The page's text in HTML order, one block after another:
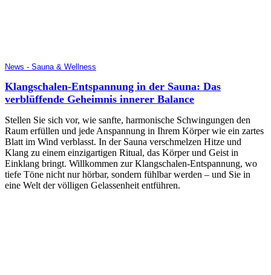
News - Sauna & Wellness
Klangschalen-Entspannung in der Sauna: Das
verblüffende Geheimnis innerer Balance
Stellen Sie sich vor, wie sanfte, harmonische Schwingungen den
Raum erfüllen und jede Anspannung in Ihrem Körper wie ein zartes
Blatt im Wind verblasst. In der Sauna verschmelzen Hitze und
Klang zu einem einzigartigen Ritual, das Körper und Geist in
Einklang bringt. Willkommen zur Klangschalen-Entspannung, wo
tiefe Töne nicht nur hörbar, sondern fühlbar werden – und Sie in
eine Welt der völligen Gelassenheit entführen.